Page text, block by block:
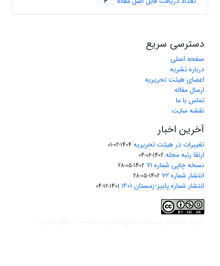
3
دسترسی سریع
صفحه اصلی
درباره نشریه
اعضای هیئت تحریریه
ارسال مقاله
تماس با ما
نقشه سایت
آخرین اخبار
تغییرات در هیئت تحریریه 1404-02-01
ارتقا رتبه مجله 1402-06-04
نسخه چاپی شماره ۷۱ 1402-05-28
انتشار شماره ۷۲ 1402-05-28
انتشار شماره پاییز-زمستان ۱۴۰۱ 1401-12-04